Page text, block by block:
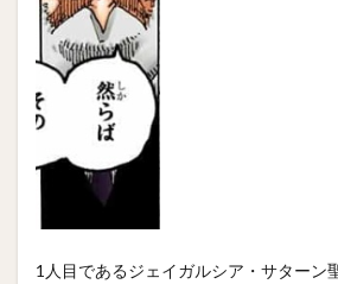
1人目であるジェイガルシア・サターン